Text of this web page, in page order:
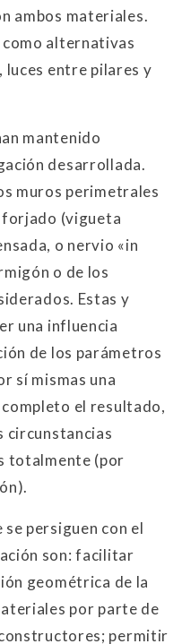
ambos materiales.
como alternativas
entre pilares y
mantenido
desarrollada.
muros perimetrales
forjado (vigueta
o nervio «in
o de los
Estas y
una influencia
de los parámetros
sí mismas una
el resultado,
circunstancias
totalmente (por
persiguen con el
son: facilitar
geométrica de la
por parte de
permitir